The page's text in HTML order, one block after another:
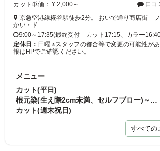
カット単価： ¥ 2,000～
口コ
京急空港線糀谷駅徒歩2分。 おいで通り商店街
かい・ド…
9:00～17:35(最終受付 カット17:15、カラー
定休日： 日曜 ※スタッフの都合等で変更の可能性が
報はHPでご確認ください。
メニュー
カット(平日)
根元染(生え際2cm未満、セルフブロー)～土日・祝日～
カット(週末祝日)
すべての